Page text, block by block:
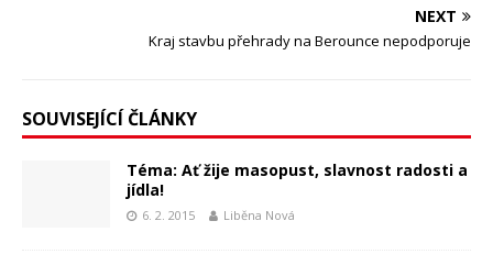
NEXT
Kraj stavbu přehrady na Berounce nepodporuje
SOUVISEJÍCÍ ČLÁNKY
Téma: Ať žije masopust, slavnost radosti a
jídla!
6. 2. 2015 Liběna Nová